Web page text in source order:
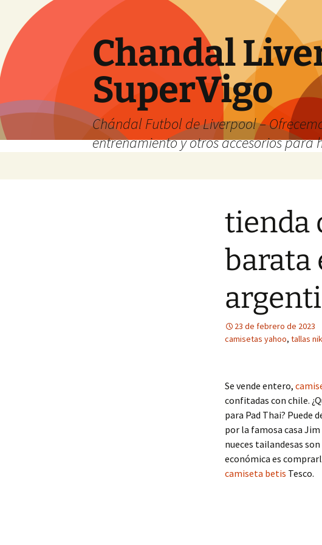
Chandal
SuperVigo
Chándal Futbol de Liverpool –
entrenamiento y otros accesorios para
tienda
barata
23 de febrero de 2023
camisetas yahoo, tallas
Se vende entero,
confitadas con chile.
para Pad Thai? Puede
por la famosa casa
nueces tailandesas
económica es
camiseta betis Tesco.